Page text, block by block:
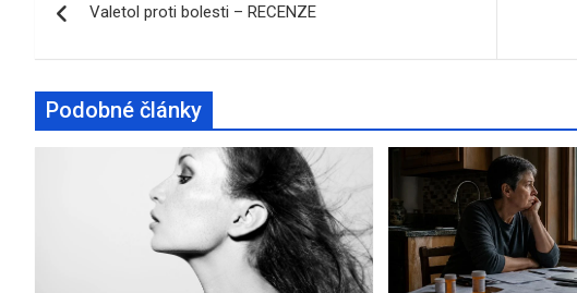
pro
Valetol proti bolesti – RECENZE
Podobné články